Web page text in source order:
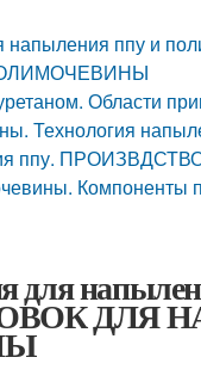
напыления ппу
Области
Технология
ппу.
Компоненты
для
ДЛЯ